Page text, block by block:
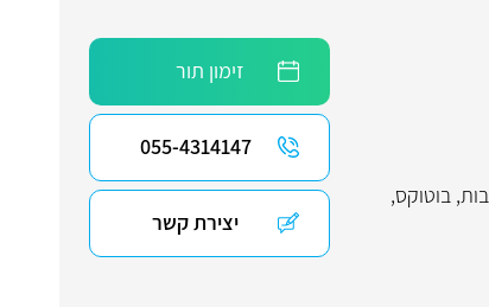
, בוטוקס,
זימון תור
055-4314147
יצירת קשר